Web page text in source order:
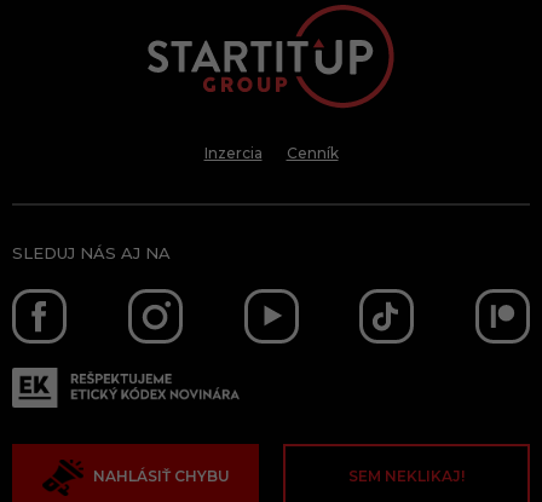
Inzercia Cenník
SLEDUJ NÁS AJ NA
NAHLÁSIŤ CHYBU SEM NEKLIKAJ!